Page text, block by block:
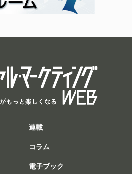
連載
コラム
電子ブック